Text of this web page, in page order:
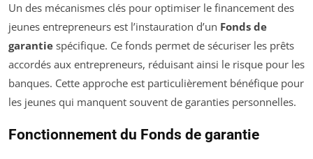
Un des mécanismes clés pour optimiser le financement des
jeunes entrepreneurs est l’instauration d’un Fonds de
garantie spécifique. Ce fonds permet de sécuriser les prêts
accordés aux entrepreneurs, réduisant ainsi le risque pour les
banques. Cette approche est particulièrement bénéfique pour
les jeunes qui manquent souvent de garanties personnelles.
Fonctionnement du Fonds de garantie